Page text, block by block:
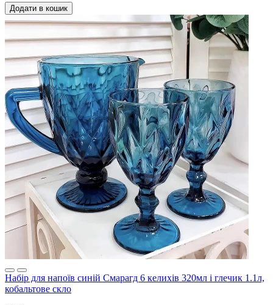
Додати в кошик
Набір для напоїв синій Смарагд 6 келихів 320мл і глечик 1.1л,
кобальтове скло